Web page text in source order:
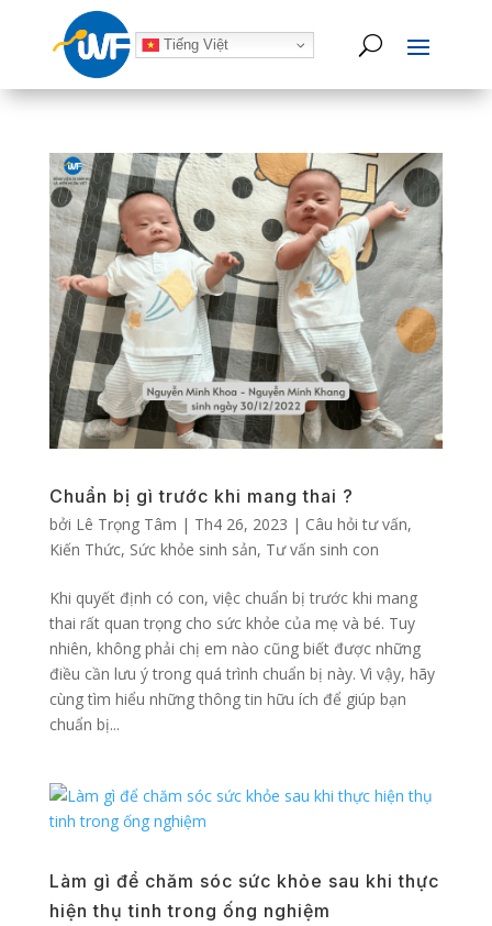
Tiếng Việt
Chuẩn bị gì trước khi mang thai ?
bởi Lê Trọng Tâm | Th4 26, 2023 | Câu hỏi tư vấn,
Kiến Thức, Sức khỏe sinh sản, Tư vấn sinh con
Khi quyết định có con, việc chuẩn bị trước khi mang
thai rất quan trọng cho sức khỏe của mẹ và bé. Tuy
nhiên, không phải chị em nào cũng biết được những
điều cần lưu ý trong quá trình chuẩn bị này. Vì vậy, hãy
cùng tìm hiểu những thông tin hữu ích để giúp bạn
chuẩn bị...
Làm gì để chăm sóc sức khỏe sau khi thực
hiện thụ tinh trong ống nghiệm